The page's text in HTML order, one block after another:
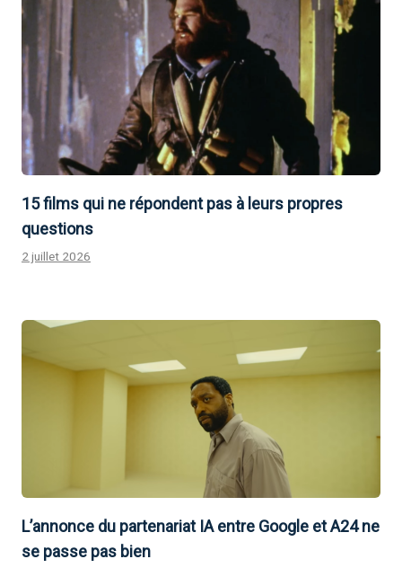
15 films qui ne répondent pas à leurs propres
questions
2 juillet 2026
L’annonce du partenariat IA entre Google et A24 ne
se passe pas bien